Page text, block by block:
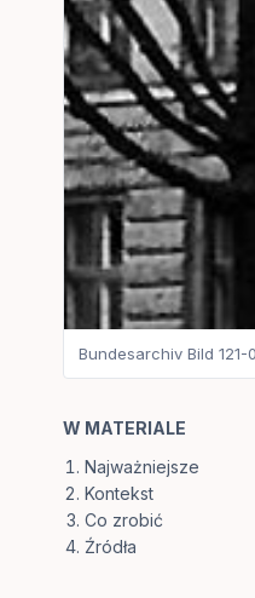
Bundesarchiv Bild
W MATERIALE
Najważniejsze
Kontekst
Co zrobić
Źródła